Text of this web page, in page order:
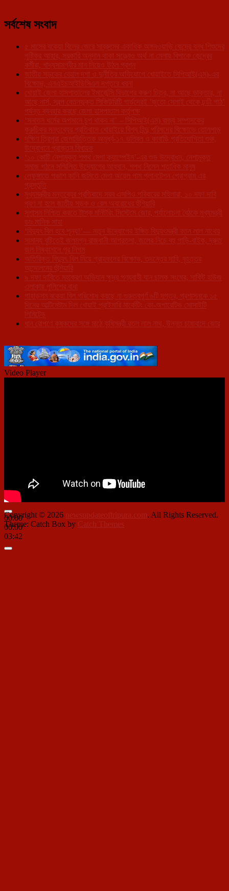
সর্বশেষ সংবাদ
৫ মাসের বকেয়া বিলের জেরে সাব্রুমের একাধিক অঙ্গনওয়াড়ি কেন্দ্রে বন্ধ শিশুদের
পুষ্টিকর আহার, সরকারি অনুদান থাকা সত্ত্বেও অর্থ না মেলায় বিপাকে কেন্দ্রের
কর্মীরা, খাদ্যসামগ্রীর মান নিয়েও উঠল প্রশ্ন
জাতীয় সড়কের বেহাল দশা ও দুর্নীতির অভিযোগে খোয়াইতে সিপিআই(এম)-এর
বিক্ষোভ, এনএইচআইডিসিএল দপ্তরে ধরনা
খোয়াই জেলা হাসপাতালের ইমার্জেন্সি বিভাগের করুণ চিত্র, না আছে ডাক্তার, না
আছে নার্স, স্বল্প বেতনভূক্ত সিকিউরিটি গার্ডদেরই ‘জুতো সেলাই থেকে চন্ডী পাঠ’
পর্যন্ত ব্যবহার করছে জেলা হাসপাতাল কর্তৃপক্ষ
‘সনাতন ধর্মের অপমানে চুপ থাকব না’ – সিপিআই(এম) রাজ্য সম্পাদকের
কুরুচিকর মন্তব্যের প্রতিবাদে খোয়াইয়ে বিশ্ব হিন্দু পরিষদের বিক্ষোভে তোলপাড়
দক্ষিণ ত্রিপুরা জেলাভিত্তিক অনূর্ধ্ব-১৭ ভলিবল ও কাবাডি প্রতিযোগিতা শুরু,
উদ্বোধনে প্রাক্তন বিধায়ক
‘১০ কোটি নেশামুক্ত শপথ মেগা ক্যাম্পেইন’-এর শুভ উদ্বোধন, নেশামুক্ত
সমাজ গঠনে সম্মিলিত উদ্যোগের আহ্বান, শপথ নিলেন শতাধিক মানুষ
লেফুঙ্গাতে পঞ্চাশ কানি জমিতে মেগা অয়েল পাম প্লানটেশন প্রোগ্রাম এর
প্রস্তুতি
মুখ্যমন্ত্রীর মন্তব্যের প্রতিবাদে সরব এসপিও পরিবারের মহিলারা, ১০ দফা দাবি
পূরণ না হলে জাতীয় সড়ক ও রেল অবরোধের হুঁশিয়ারি
সুশাসন নিশ্চিত করতে টাস্ক মনিটরিং সিস্টেমে জোর, পর্যালোচনা বৈঠকে মুখ্যমন্ত্রী
ডাঃ মানিক সাহা
‘বিদ্যুৎ বিল হবে শূন্য!’— নতুন উদ্যোগের ইঙ্গিত বিদ্যুৎমন্ত্রী রতন লাল নাথের
সামান্য বৃষ্টিতেই জলমগ্ন রাজধানী আগরতলা, জলের নিচে বহু গাড়ি-বাইক, দ্রুত
জল নিষ্কাশনে পুর নিগম
অতিরিক্ত বিদ্যুৎ বিল নিয়ে গ্রাহকদের বিক্ষোভ, তদন্তের দাবি, বৃহত্তর
আন্দোলনের হুঁশিয়ারি
৯ দফা দাবিতে মহাকরণ অভিযান ক্ষুদ্র পণ্যবাহী যান চালক সংঘের, সার্কিট হাউজ
এলাকায় পুলিশের বাধা
পাহাড়সম বকেয়া বিল পরিশোধ করছে না গুরুত্বপূর্ণ ৬টি দপ্তর, প্রশাসনকে ১৫
দিনের আল্টিমেটাম দিল খোয়াই প্রাইমারি মার্কেটিং কো-অপারেটিভ সোসাইটি
লিমিটেড
ধান রোপণে কৃষকদের সঙ্গে মাঠে কৃষিমন্ত্রী রতন লাল নাথ, উন্নত চাষাবাদে জোর
Video Player
00:00
00:00
03:42
Copyright © 2026 newsupdateoftripura.com. All Rights Reserved.
Theme: Catch Box by Catch Themes